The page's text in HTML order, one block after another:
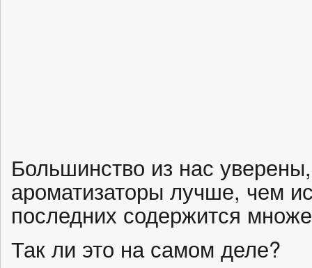
Большинство из нас
ароматизаторы лучше, чем
последних содержится
Так ли это на самом деле?